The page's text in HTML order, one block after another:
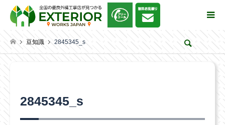
検索
豆知識 2845345_s
2845345_s